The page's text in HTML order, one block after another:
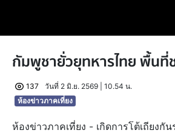
กัมพูชายั่วยุทหารไทย พื้นที่
137
วันที่ 2 มิ.ย. 2569 | 10.54 น.
ห้องข่าวภาคเที่ยง
ห้องข่าวภาคเที่ยง - เกิดการโต้เถียงกั